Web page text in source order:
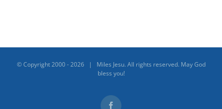
© Copyright 2000 -2026 | Miles Jesu. All rights reserved. May God
bless you!